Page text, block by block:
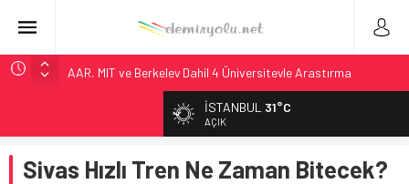
AAR, MIT ve Berkeley Dahil 4 Üniversiteyle Araştırma
Long Beach Limanı’na 58 Milyon Dolarlık Yeşil Yatırım Ödülü
Madrid 6. Hat 2027’de Sürücüsüz: Kapasite %70 Artacak
Laing O’Rourke, 17,2 Milyar Sterlinlik Siparişle Tesis
İSTANBUL 31°C
AÇIK
Sivas Hızlı Tren Ne Zaman Bitecek?